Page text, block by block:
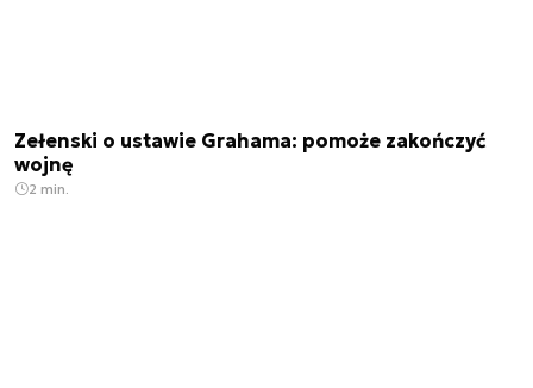
Zełenski o ustawie Grahama: pomoże zakończyć
wojnę
2 min.